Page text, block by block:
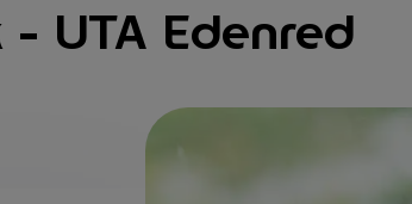
UTA Edenred